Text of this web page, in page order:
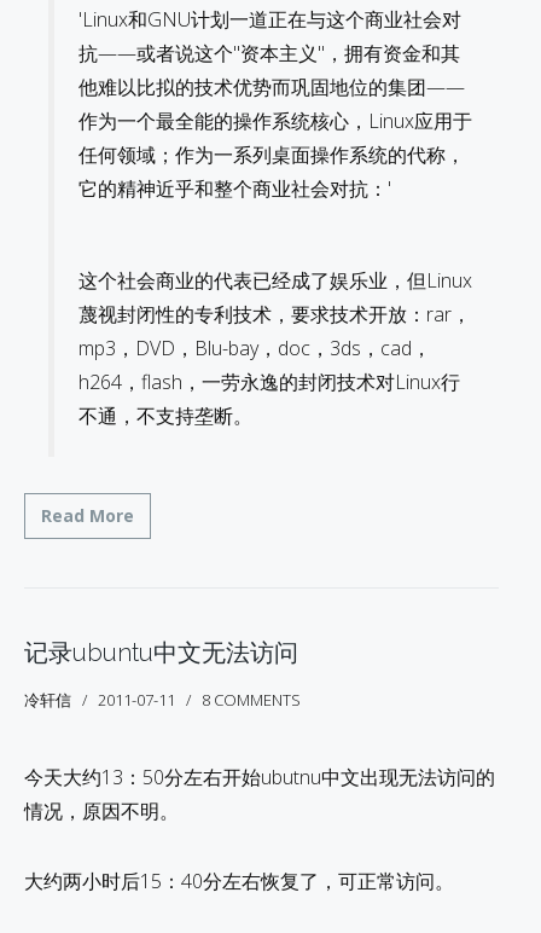
'Linux和GNU计划一道正在与这个商业社会对
抗——或者说这个"资本主义"，拥有资金和其
他难以比拟的技术优势而巩固地位的集团——
作为一个最全能的操作系统核心，Linux应用于
任何领域；作为一系列桌面操作系统的代称，
它的精神近乎和整个商业社会对抗：'
这个社会商业的代表已经成了娱乐业，但Linux
蔑视封闭性的专利技术，要求技术开放：rar，
mp3，DVD，Blu-bay，doc，3ds，cad，
h264，flash，一劳永逸的封闭技术对Linux行
不通，不支持垄断。
Read More
记录ubuntu中文无法访问
冷轩信 2011-07-11 8 COMMENTS
今天大约13：50分左右开始ubutnu中文出现无法访问的
情况，原因不明。
大约两小时后15：40分左右恢复了，可正常访问。